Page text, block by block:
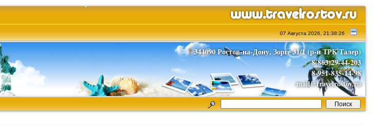
07 Августа 2026, 21:38:26
?344090 Ростов-на-Дону, Зорге 31/1 (р-н ТРК Талер)
8(863)29-44-203
8-951-835-14-98
mail@travelrostov.ru